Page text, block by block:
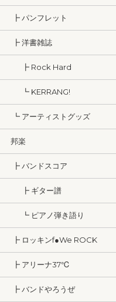
┣ パンフレット
┣ 洋書雑誌
┣ Rock Hard
┗ KERRANG!
┗ アーティストグッズ
邦楽
┣ バンドスコア
┣ ギター譜
┗ ピアノ弾き語り
┣ ロッキンf●We ROCK
┣ アリーナ37℃
┣ バンドやろうぜ